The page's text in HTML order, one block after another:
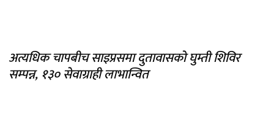
अत्यधिक चापबीच साइप्रसमा दुतावासको घुम्ती शिविर
सम्पन्न, १३० सेवाग्राही लाभान्वित